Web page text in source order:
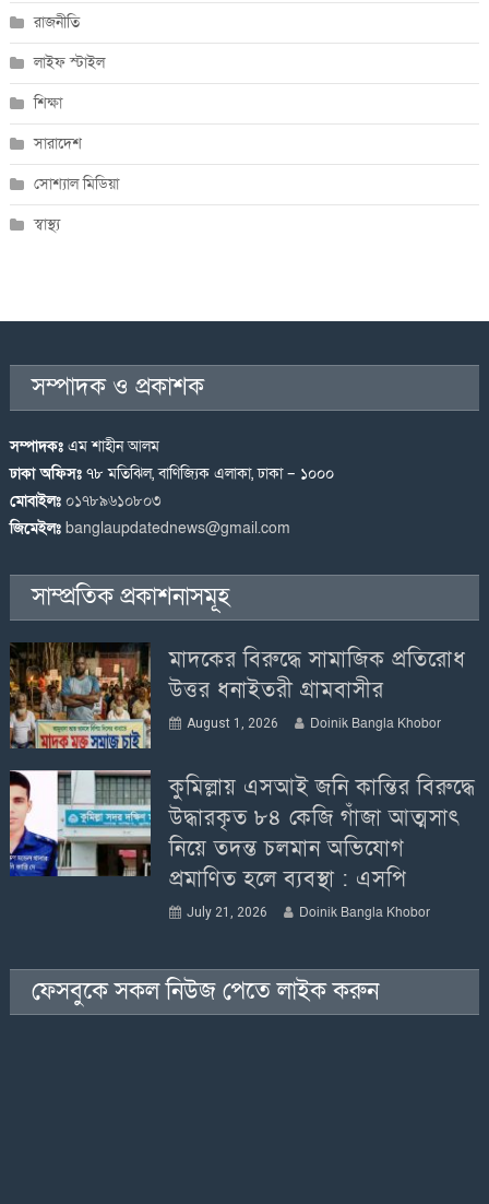
রাজনীতি
লাইফ স্টাইল
শিক্ষা
সারাদেশ
সোশ্যাল মিডিয়া
স্বাস্থ্য
সম্পাদক ও প্রকাশক
সম্পাদকঃ এম শাহীন আলম
ঢাকা অফিসঃ ৭৮ মতিঝিল, বাণিজ্যিক এলাকা, ঢাকা – ১০০০
মোবাইলঃ ০১৭৮৯৬১০৮০৩
জিমেইলঃ banglaupdatednews@gmail.com
সাম্প্রতিক প্রকাশনাসমূহ
মাদকের বিরুদ্ধে সামাজিক প্রতিরোধ
উত্তর ধনাইতরী গ্রামবাসীর
August 1, 2026 Doinik Bangla Khobor
কুমিল্লায় এসআই জনি কান্তির বিরুদ্ধে
উদ্ধারকৃত ৮৪ কেজি গাঁজা আত্মসাৎ
নিয়ে তদন্ত চলমান অভিযোগ
প্রমাণিত হলে ব্যবস্থা : এসপি
July 21, 2026 Doinik Bangla Khobor
ফেসবুকে সকল নিউজ পেতে লাইক করুন